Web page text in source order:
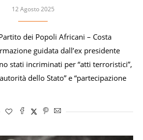
12 Agosto 2025
dei Popoli Africani – Costa
guidata dall’ex presidente
stati incriminati per “atti terroristici”,
dello Stato” e “partecipazione